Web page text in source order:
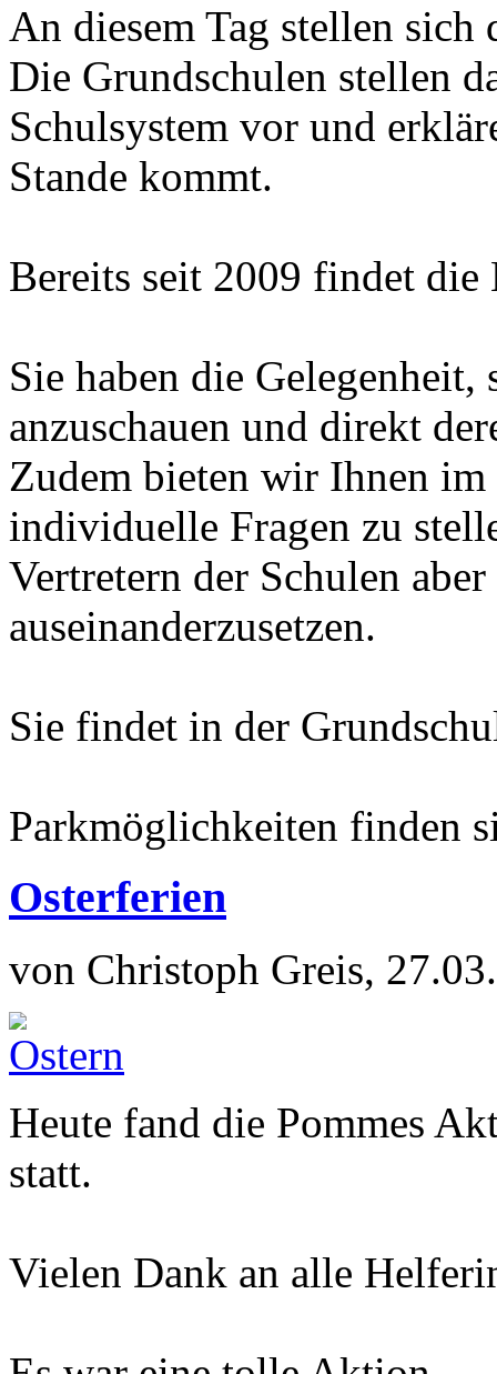
An diesem Tag stellen
Die Grundschulen stellen
Schulsystem vor und
Stande kommt.
Bereits seit 2009 findet die
Sie haben die
anzuschauen und direkt
Zudem bieten wir Ihnen
individuelle Fragen zu
Vertretern der Schulen
auseinanderzusetzen.
Sie findet in der
Parkmöglichkeiten finden
Osterferien
von Christoph Greis,
Heute fand die Pommes
statt.
Vielen Dank an alle